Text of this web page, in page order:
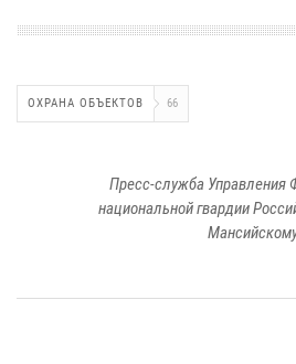
ОХРАНА ОБЪЕКТОВ 66
Пресс-служба Управления
национальной гвардии